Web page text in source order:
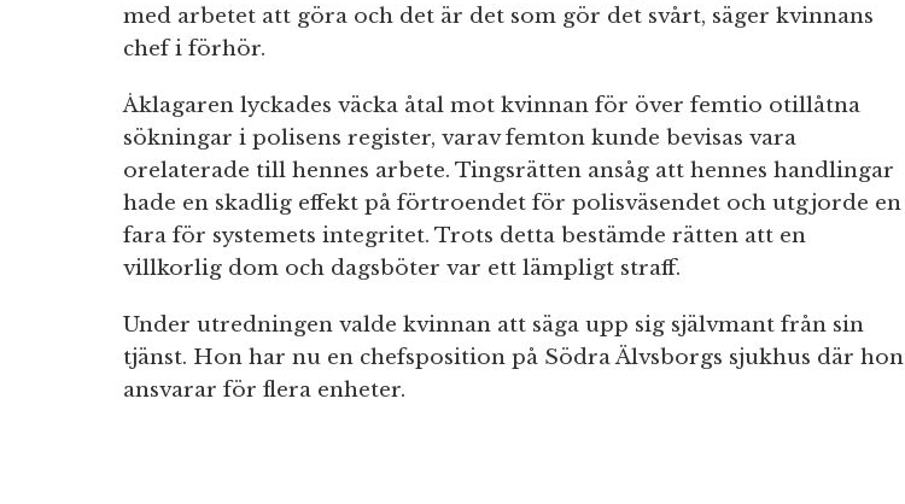
med arbetet att göra och det är det som gör det svårt, säger kvinnans
chef i förhör.
Åklagaren lyckades väcka åtal mot kvinnan för över femtio otillåtna
sökningar i polisens register, varav femton kunde bevisas vara
orelaterade till hennes arbete. Tingsrätten ansåg att hennes handlingar
hade en skadlig effekt på förtroendet för polisväsendet och utgjorde en
fara för systemets integritet. Trots detta bestämde rätten att en
villkorlig dom och dagsböter var ett lämpligt straff.
Under utredningen valde kvinnan att säga upp sig självmant från sin
tjänst. Hon har nu en chefsposition på Södra Älvsborgs sjukhus där hon
ansvarar för flera enheter.